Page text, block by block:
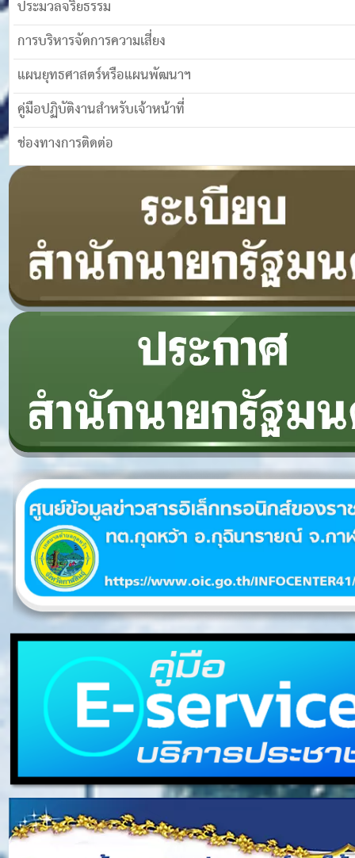
ประมวลจริยธรรม
การบริหารจัดการความเสี่ยง
แผนยุทธศาสตร์หรือแผนพัฒนาฯ
คู่มือปฏิบัติงานสำหรับเจ้าหน้าที่
ช่องทางการติดต่อ